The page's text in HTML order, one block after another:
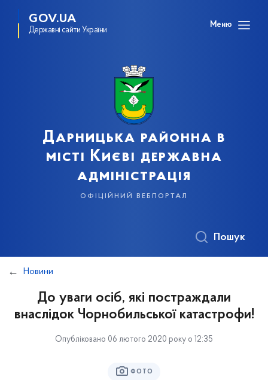
GOV.UA
Державні сайти України
Меню
Дарницька районна в
місті Києві державна
адміністрація
офіційний вебпортал
Пошук
Новини
До уваги осіб, які постраждали
внаслідок Чорнобильської катастрофи!
Опубліковано 06 лютого 2020 року о 12:35
ФОТО